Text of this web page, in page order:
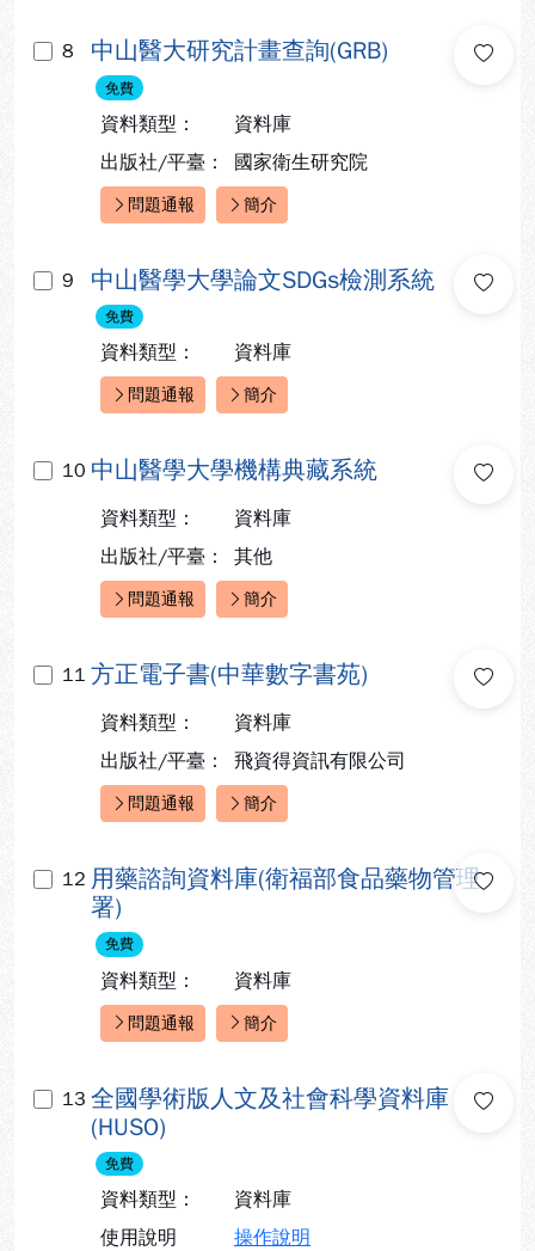
8 中山醫大研究計畫查詢(GRB)
免費
資料類型：
資料庫
出版社/平臺：
國家衛生研究院
快速連結：
問題通報 簡介
9 中山醫學大學論文SDGs檢測系統
免費
資料類型： 資料庫
快速連結：
問題通報 簡介
10 中山醫學大學機構典藏系統
資料類型：
資料庫
出版社/平臺：
其他
快速連結：
問題通報 簡介
11 方正電子書(中華數字書苑)
資料類型：
資料庫
出版社/平臺：
飛資得資訊有限公司
快速連結：
問題通報 簡介
12 用藥諮詢資料庫(衛福部食品藥物管理
署)
免費
資料類型： 資料庫
快速連結：
問題通報 簡介
13 全國學術版人文及社會科學資料庫
(HUSO)
免費
資料類型：
資料庫
使用說明
操作說明